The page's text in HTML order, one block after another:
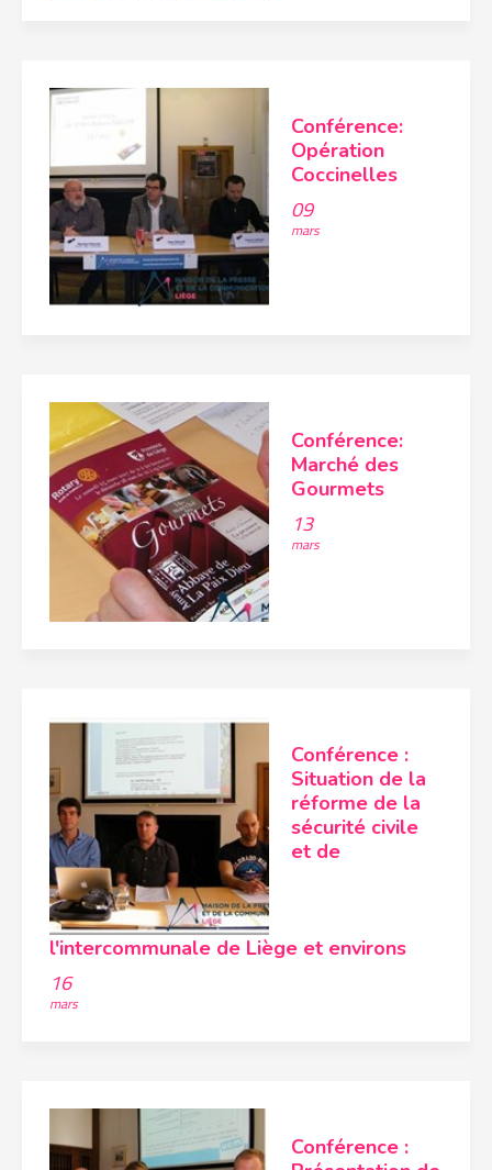
Conférence:
Opération
Coccinelles
09
mars
Conférence:
Marché des
Gourmets
13
mars
Conférence :
Situation de la
réforme de la
sécurité civile
et de
l'intercommunale de Liège et environs
16
mars
Conférence :